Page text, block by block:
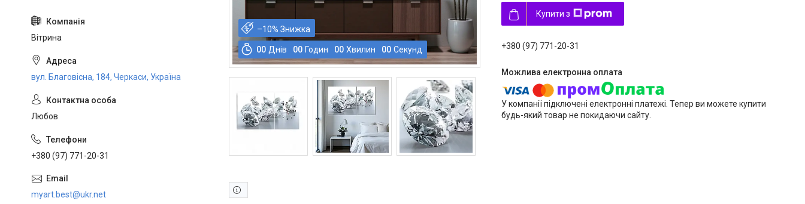
–10%
00 Днів 00 Годин 00 Хвилин 00 Секунд
Купити з
+380 (97) 771-20-31
У компанії підключені електронні платежі. Тепер ви можете купити
будь-який товар не покидаючи сайту.
Вітрина
вул. Благовісна, 184, Черкаси, Україна
Любов
+380 (97) 771-20-31
myart.best@ukr.net